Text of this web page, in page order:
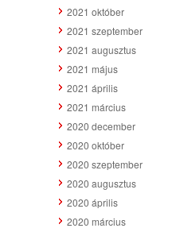
2021 október
2021 szeptember
2021 augusztus
2021 május
2021 április
2021 március
2020 december
2020 október
2020 szeptember
2020 augusztus
2020 április
2020 március